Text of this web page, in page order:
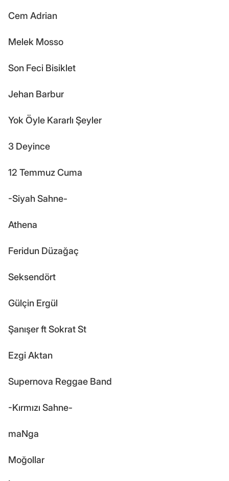
Cem Adrian
Melek Mosso
Son Feci Bisiklet
Jehan Barbur
Yok Öyle Kararlı Şeyler
3 Deyince
12 Temmuz Cuma
-Siyah Sahne-
Athena
Feridun Düzağaç
Seksendört
Gülçin Ergül
Şanışer ft Sokrat St
Ezgi Aktan
Supernova Reggae Band
-Kırmızı Sahne-
maNga
Moğollar